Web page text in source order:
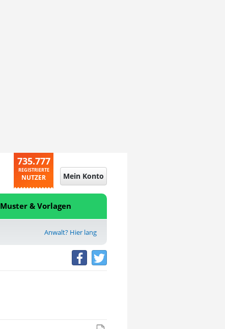
735.777
REGISTRIERTE
NUTZER Mein Konto
Muster & Vorlagen
Anwalt? Hier lang